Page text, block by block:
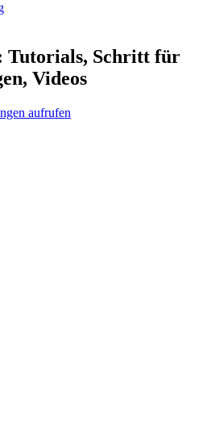
Tutorials, Schritt für
Videos
aufrufen